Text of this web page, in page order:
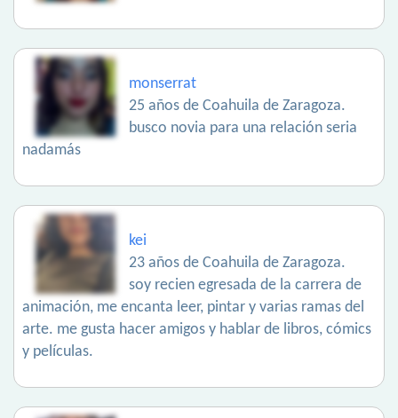
monserrat
25 años de Coahuila de Zaragoza.
busco novia para una relación seria
nadamás
kei
23 años de Coahuila de Zaragoza.
soy recien egresada de la carrera de
animación, me encanta leer, pintar y varias ramas del
arte. me gusta hacer amigos y hablar de libros, cómics
y películas.